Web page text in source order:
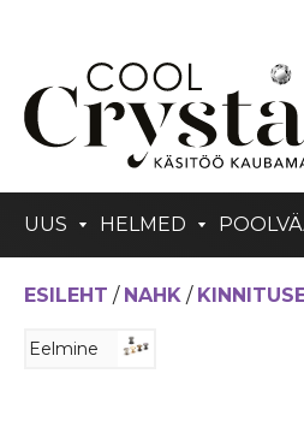
UUS HELMED
ESILEHT / NAHK /
Eelmine